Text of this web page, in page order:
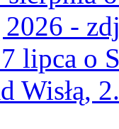
2026 -
lipca o
Wisłą,